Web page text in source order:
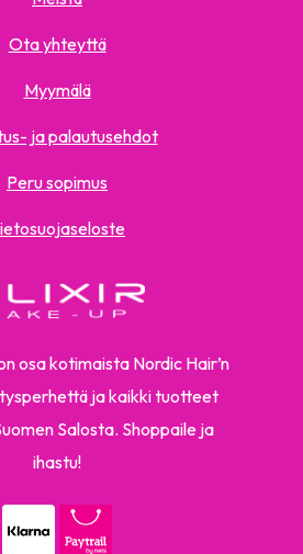
osa kotimaista Nordic Hair’n
ja kaikki tuotteet
Salosta. Shoppaile ja
ihastu!
Ota yhteyttä
Myymälä
ja palautusehdot
Peru sopimus